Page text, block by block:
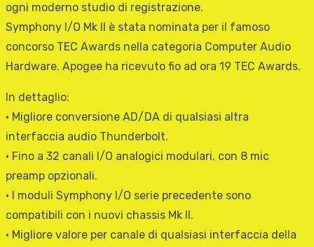
ogni moderno studio di registrazione.
Symphony I/O Mk II è stata nominata per il famoso
concorso TEC Awards nella categoria Computer Audio
Hardware. Apogee ha ricevuto fio ad ora 19 TEC Awards.
In dettaglio:
• Migliore conversione AD/DA di qualsiasi altra
interfaccia audio Thunderbolt.
• Fino a 32 canali I/O analogici modulari, con 8 mic
preamp opzionali.
• I moduli Symphony I/O serie precedente sono
compatibili con i nuovi chassis Mk II.
• Migliore valore per canale di qualsiasi interfaccia della